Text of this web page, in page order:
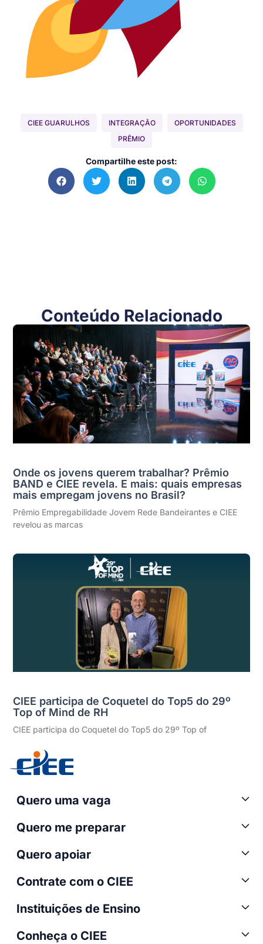
CIEE GUARULHOS INTEGRAÇÃO
OPORTUNIDADES
PRÊMIO
Compartilhe este post:
Conteúdo Relacionado
Onde os jovens querem trabalhar? Prêmio
BAND e CIEE revela. E mais: quais empresas
mais empregam jovens no Brasil?
Prêmio Empregabilidade Jovem Rede Bandeirantes e CIEE
revelou as marcas
CIEE participa de Coquetel do Top5 do 29º
Top of Mind de RH
CIEE participa do Coquetel do Top5 do 29º Top of
Quero uma vaga
Quero me preparar
Quero apoiar
Contrate com o CIEE
Instituições de Ensino
Conheça o CIEE